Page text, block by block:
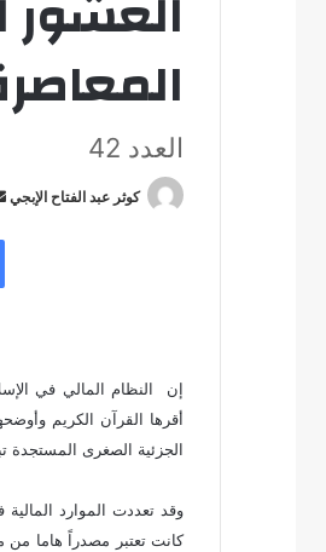
العدد 42
كوثر عبد الفتاح الإبجي
إن النظام المالي في
أقرها القرآن الكريم
الجزئية الصغرى المستجدة
وقد تعددت الموارد
كانت تعتبر مصدراً هاما من